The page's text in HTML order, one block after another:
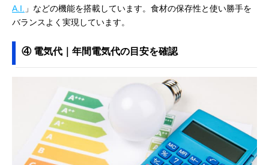
A.I.
」などの機能を搭載しています。食材の保存性と使い勝手を
バランスよく実現しています。
④ 電気代｜年間電気代の目安を確認